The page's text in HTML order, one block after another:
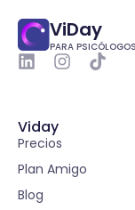
ViDay
PARA PSICÓLOGOS
Viday
Precios
Plan Amigo
Blog